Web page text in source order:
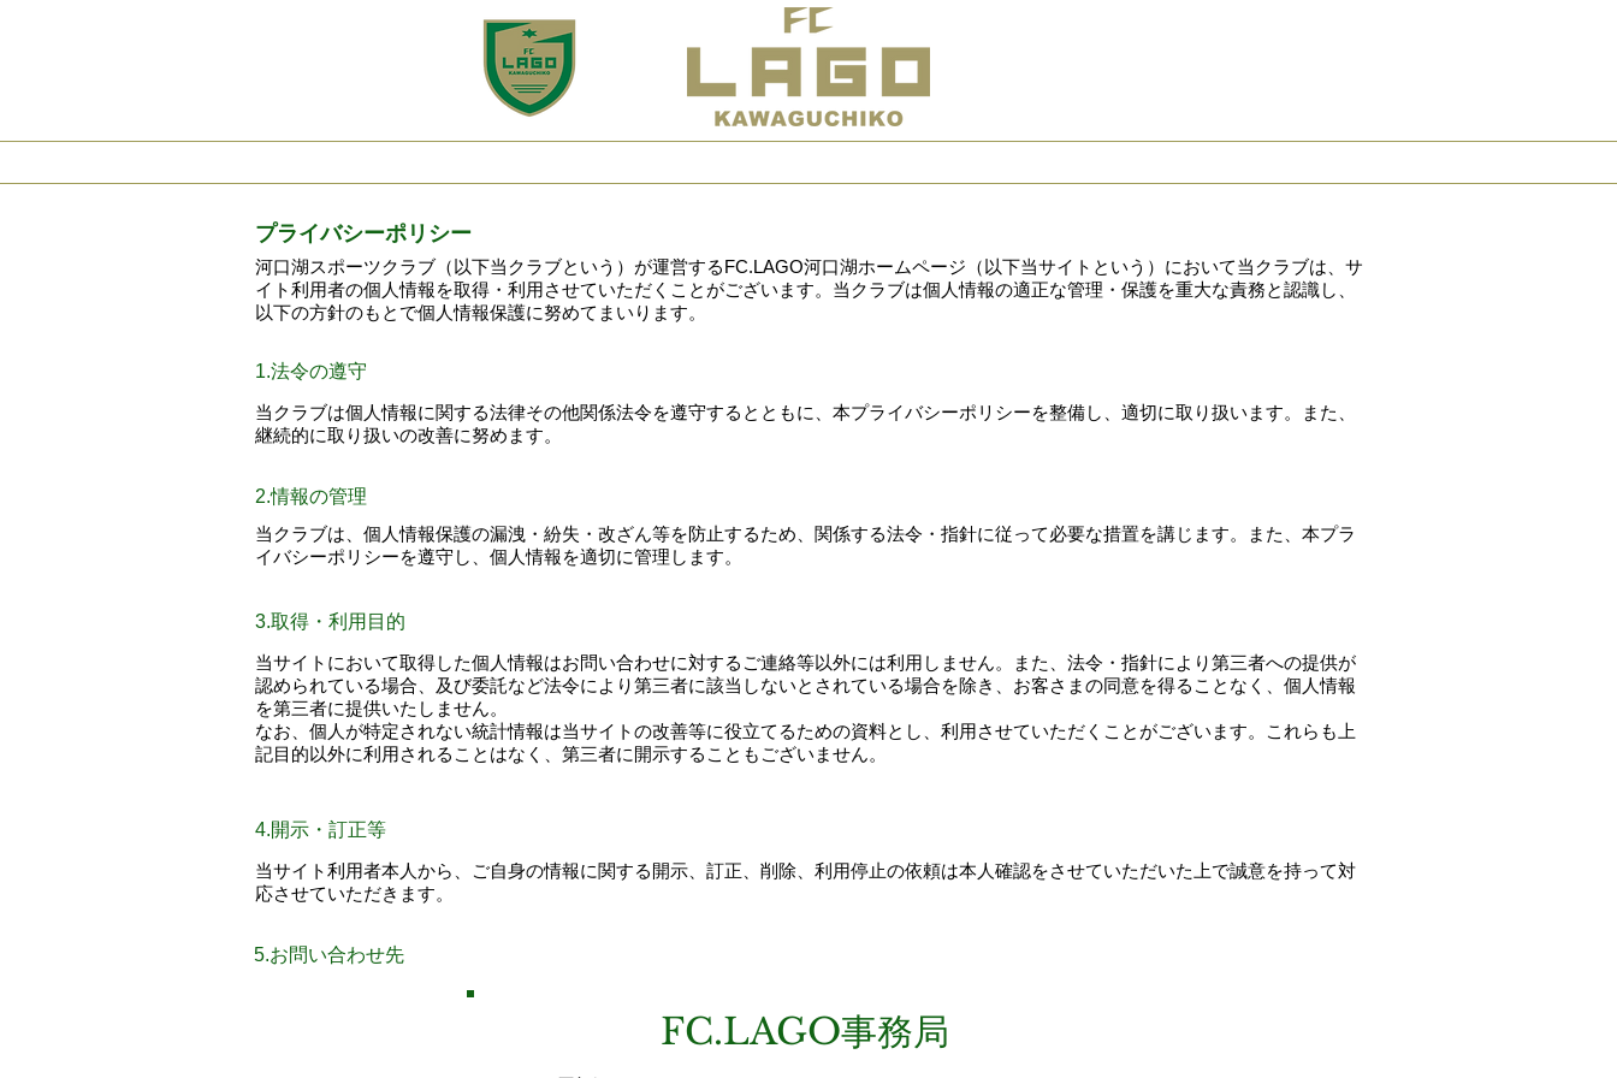
​プライバシーポリシー
​河口湖スポーツクラブ（以下当クラブという）が運営するFC.LAGO河口湖ホームページ（以下当サイトという）において当クラブは、サ
イト利用者の個人情報を取得・利用させていただくことがございます。当クラブは個人情報の適正な管理・保護を重大な責務と認識し、
以下の方針のもとで個人情報保護に努めてまいります。
​1.法令の遵守
​当クラブは個人情報に関する法律その他関係法令を遵守するとともに、本プライバシーポリシーを整備し、適切に取り扱います。また、
継続的に取り扱いの改善に努めます。
​2.情報の管理
当クラブは、個人情報保護の漏洩・紛失・改ざん等を防止するため、関係する法令・指針に従って必要な措置を講じます。また、本プラ
イバシーポリシーを遵守し、個人情報を適切に管理します。
​3.取得・利用目的
当サイトにおいて取得した個人情報はお問い合わせに対するご連絡等以外には利用しません。また、法令・指針により第三者への提供が
認められている場合、及び委託など法令により第三者に該当しないとされている場合を除き、お客さまの同意を得ることなく、個人情報
を第三者に提供いたしません。
​なお、個人が特定されない統計情報は当サイトの改善等に役立てるための資料とし、利用させていただくことがございます。これらも上
記目的以外に利用されることはなく、第三者に開示することもございません。
4.開示・訂正等
​当サイト利用者本人から、ご自身の情報に関する開示、訂正、削除、利用停止の依頼は本人確認をさせていただいた上で誠意を持って対
応させていただきます。
5.お問い合わせ先
FC.LAGO事務局